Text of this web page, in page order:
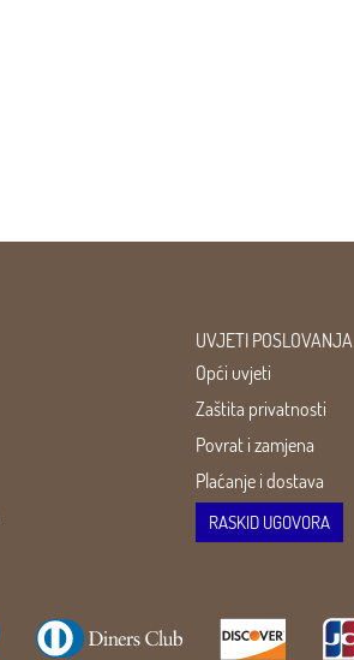
UVJETI POSLOVANJA
Opći uvjeti
Zaštita privatnosti
Povrat i zamjena
Plaćanje i dostava
RASKID UGOVORA